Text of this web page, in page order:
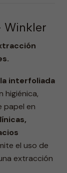
Winkler
interfoliada
higiénica,
papel en
el uso de
extracción